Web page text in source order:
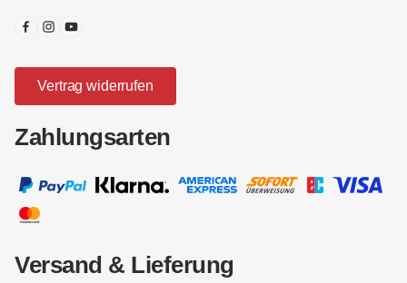
Vertrag widerrufen
Zahlungsarten
Versand & Lieferung